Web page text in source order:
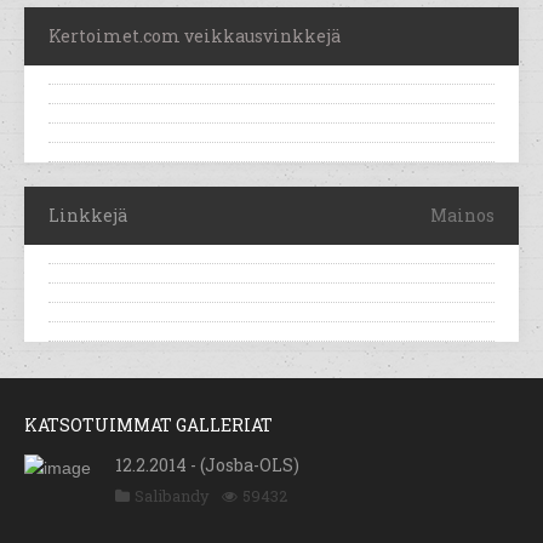
Kertoimet.com veikkausvinkkejä
Linkkejä Mainos
KATSOTUIMMAT GALLERIAT
12.2.2014 - (Josba-OLS)
Salibandy 59432